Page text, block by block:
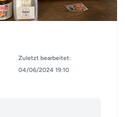
Zuletzt bearbeitet:
04/06/2024 19:10